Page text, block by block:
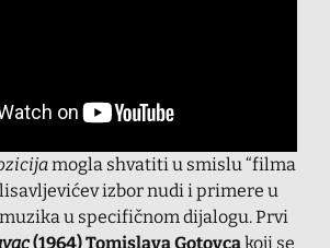
mogla shvatiti u smislu “filma
izbor nudi i primere u
u specifičnom dijalogu. Prvi
(1964) Tomislava Gotovcakoji se